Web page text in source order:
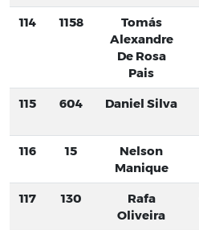
114 1158
Tomás
Alexandre
De Rosa
Pais
115 604 Daniel Silva
116 15
Nelson
Manique
117 130
Rafa
Oliveira